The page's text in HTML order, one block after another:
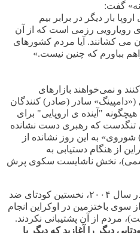
گفت:
بار دیگر در برابر بیم
رویارویی رزمی است که از آن
می کشانند. آیا مردم کشورهای
بباورم که چنین نیست.»
و نمی‌خواهند بازارهای
سادر (صادر) کنندگان
"آینده ی اروپایی" برای
تنگدست که رهبری دست نشانده
شوروی» به این روز نشانده از
از هنگام دستیابی به
رسمی)، نخش ناشایست سکوی پرش
نماینده ی روسیه در پایان گفت در سال ۲۰۰۴، نخستین کودتای ضد
باختزمین در اوکراین انجام
مردم از آن پشتیبانی نکردند.
دیگر را آغازید که دیگر با